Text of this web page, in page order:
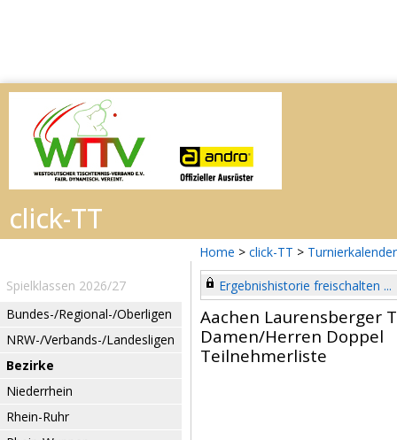
Home > click-TT > Turnierkalender
Spielklassen 2026/27
Bundes-/Regional-/Oberligen
NRW-/Verbands-/Landesligen
Bezirke
Niederrhein
Rhein-Ruhr
Ergebnishistorie freischalten ...
Aachen Laurensberger
Damen/Herren Doppel
Teilnehmerliste